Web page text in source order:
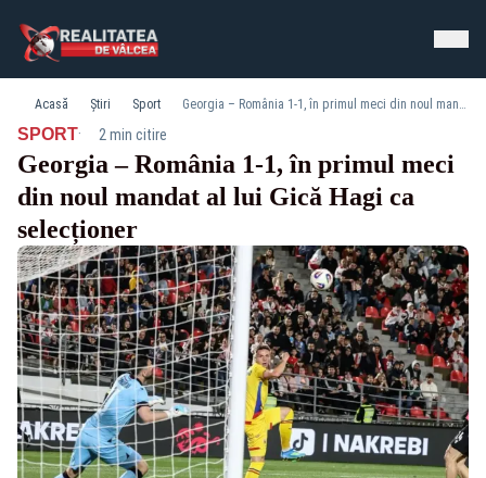
Acasă Știri Sport Georgia – România 1-1, în primul meci din noul mandat al lui Gică Hagi ca selecționer
SPORT· 2 min citire
Georgia – România 1-1, în primul meci
din noul mandat al lui Gică Hagi ca
selecționer